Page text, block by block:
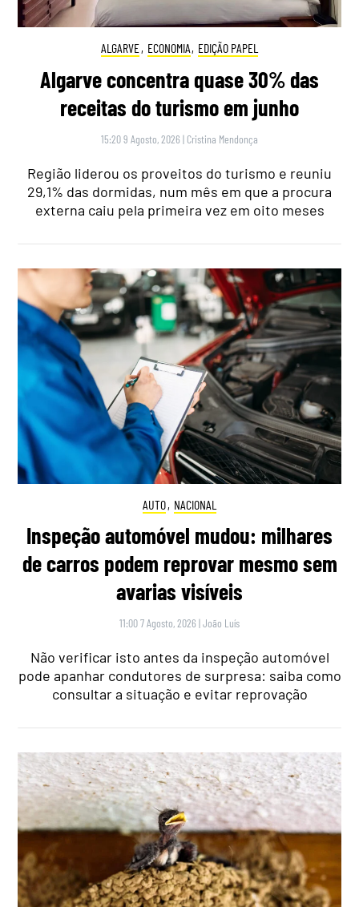
ALGARVE, ECONOMIA, EDIÇÃO PAPEL
Algarve concentra quase 30% das
receitas do turismo em junho
15:20 9 Agosto, 2026 | Cristina Mendonça
Região liderou os proveitos do turismo e reuniu
29,1% das dormidas, num mês em que a procura
externa caiu pela primeira vez em oito meses
AUTO, NACIONAL
Inspeção automóvel mudou: milhares
de carros podem reprovar mesmo sem
avarias visíveis
11:00 7 Agosto, 2026 |João Luís
Não verificar isto antes da inspeção automóvel
pode apanhar condutores de surpresa: saiba como
consultar a situação e evitar reprovação